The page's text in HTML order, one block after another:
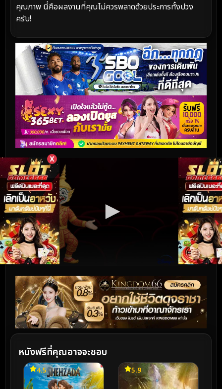
X
คุณภาพ นี่คือผลงานที่คุณไม่ควรพลาดด้วยประการทั้งปวง
ครับ!
หนังฟรีที่คุณอาจจะชอบ
4.5 5.9